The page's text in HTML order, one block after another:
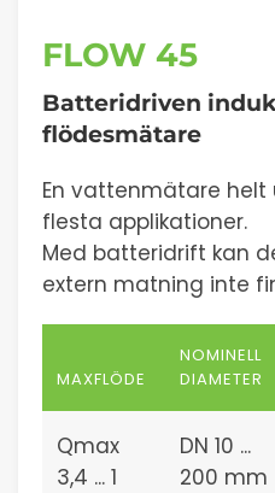
FLOW 45
Batteridriven
flödesmätare
En vattenmätare
flesta applikationer.
Med batteridrift kan
extern matning inte
MAXFLÖDE
NOMINELL
DIAMETER
Qmax
3,4 ... 1
DN 10 ...
200 mm